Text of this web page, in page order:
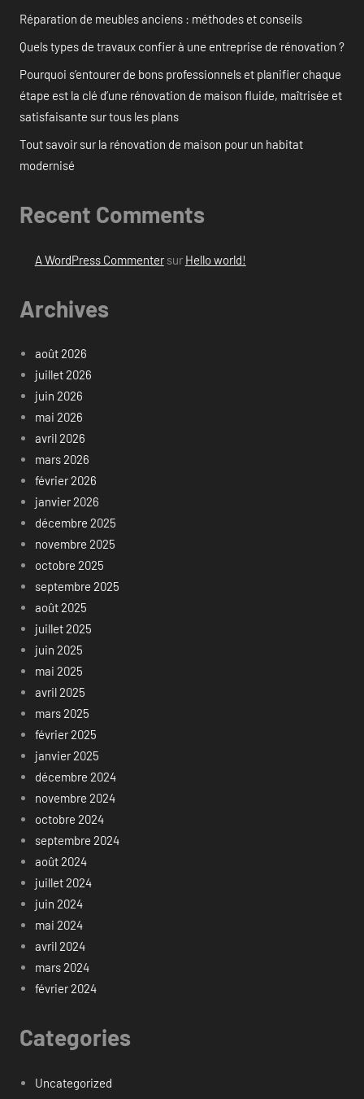
Réparation de meubles anciens : méthodes et conseils
Quels types de travaux confier à une entreprise de rénovation ?
Pourquoi s’entourer de bons professionnels et planifier chaque
étape est la clé d’une rénovation de maison fluide, maîtrisée et
satisfaisante sur tous les plans
Tout savoir sur la rénovation de maison pour un habitat
modernisé
Recent Comments
A WordPress Commentersur Hello world!
Archives
août 2026
juillet 2026
juin 2026
mai 2026
avril 2026
mars 2026
février 2026
janvier 2026
décembre 2025
novembre 2025
octobre 2025
septembre 2025
août 2025
juillet 2025
juin 2025
mai 2025
avril 2025
mars 2025
février 2025
janvier 2025
décembre 2024
novembre 2024
octobre 2024
septembre 2024
août 2024
juillet 2024
juin 2024
mai 2024
avril 2024
mars 2024
février 2024
Categories
Uncategorized